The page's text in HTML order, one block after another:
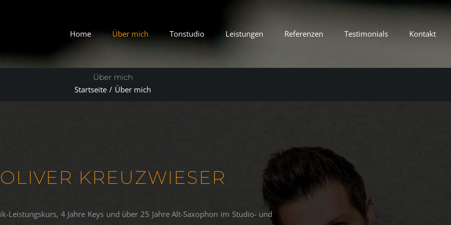
Home Über mich Tonstudio Leistungen Referenzen Testimonials Kontakt
Über mich
Startseite Über mich
OLIVER KREUZWIESER
Leistungskurs, 4 Jahre Keys und über 25 Jahre Alt-Saxophon im Studio- und